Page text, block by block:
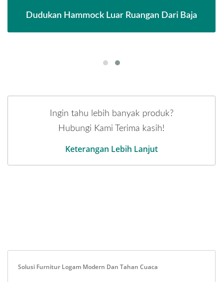
Dudukan Hammock Luar Ruangan Dari Baja
Ingin tahu lebih banyak produk?
Hubungi Kami Terima kasih!
Keterangan Lebih Lanjut
Solusi Furnitur Logam Modern Dan Tahan Cuaca